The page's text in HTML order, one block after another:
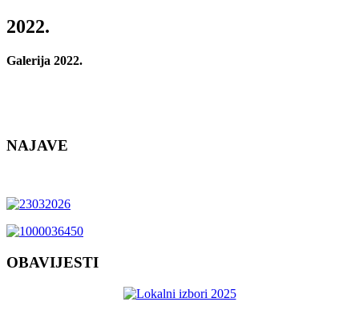
2022.
Galerija 2022.
NAJAVE
OBAVIJESTI